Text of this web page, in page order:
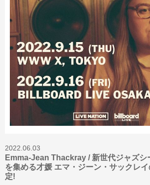
2022.06.03
Emma-Jean Thackray / 新世代ジャズシ
を集める才媛 エマ・ジーン・サックレ
定!